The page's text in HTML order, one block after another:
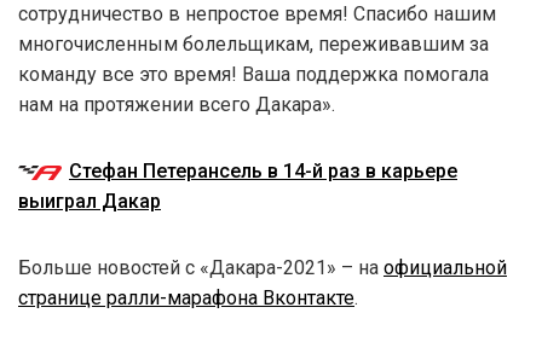
сотрудничество в непростое время! Спасибо нашим
многочисленным болельщикам, переживавшим за
команду все это время! Ваша поддержка помогала
нам на протяжении всего Дакара».
Стефан Петерансель в 14-й раз в карьере
выиграл Дакар
Больше новостей с «Дакара-2021» – на официальной
странице ралли-марафона Вконтакте.